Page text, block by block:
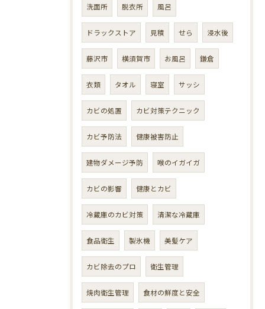
洗面所 脱衣所 風呂
ドラックストア 見積 せら 浸水後
藤沢市 横須賀市 お風呂 鎌倉
衣類 タオル 寝室 サッシ
カビの処置 カビ対策テクニック
カビ予防法 健康被害防止
建物ダメージ予防 喉のイガイガ
カビの影響 健康とカビ
冷蔵庫のカビ対策 清潔な冷蔵庫
食品衛生 製氷機 美髪ケア
カビ除去のプロ 衛生管理
焼肉衛生管理 食材の鮮度と安全